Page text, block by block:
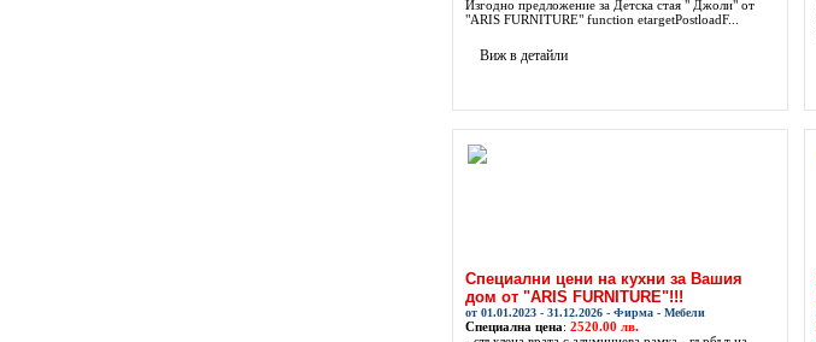
Изгодно предложение за Детска стая " Джоли" от
"ARIS FURNITURE" function etargetPostloadF...
Виж в детайли
Специални цени на кухни за Вашия
дом от "ARIS FURNITURE"!!!
от 01.01.2023 - 31.12.2026 - Фирма - Мебели
Специална цена: 2520.00 лв.